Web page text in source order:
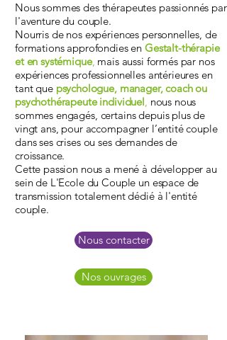
Nous sommes des thérapeutes passionnés par
l'aventure du couple.
Nourris de nos expériences personnelles, de
formations approfondies en Gestalt-thérapie
et en systémique, mais aussi formés par nos
expériences professionnelles antérieures en
tant que psychologue, manager, coach ou
psychothérapeute individuel, nous nous
sommes engagés, certains depuis plus de
vingt ans, pour accompagner l’entité couple
dans ses crises ou ses demandes de
croissance.​
Cette passion nous a mené à développer au
sein de L'Ecole du Couple un espace de
transmission totalement dédié à l'entité
couple.
Nous contacter
Nos ouvrages